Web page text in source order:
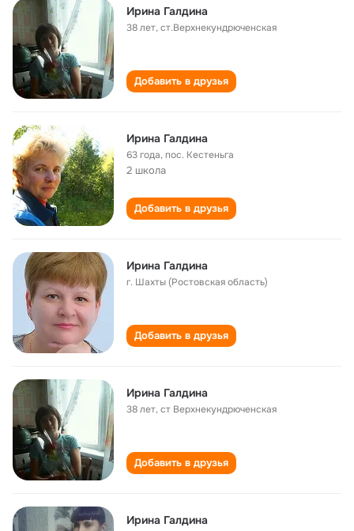
Ирина Галдина
38 лет,ст.Верхнекундрюченская
Добавить в друзья
Ирина Галдина
63 года,пос. Кестеньга
2 школа
Добавить в друзья
Ирина Галдина
г. Шахты (Ростовская область)
Добавить в друзья
Ирина Галдина
38 лет,ст Верхнекундрюченская
Добавить в друзья
Ирина Галдина